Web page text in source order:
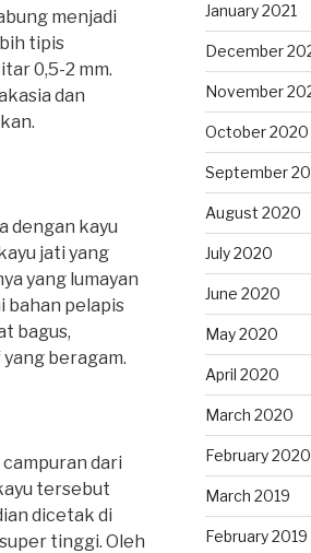
menjadi
tipis
0,5-2 mm.
dan
dengan kayu
jati yang
yang lumayan
bahan pelapis
bagus,
beragam.
dari
tersebut
dicetak di
tinggi. Oleh
January 2021
December
November
October 2020
September
August 2020
July 2020
June 2020
May 2020
April 2020
March 2020
February 2020
March 2019
February 2019